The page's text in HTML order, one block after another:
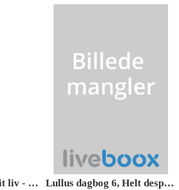
Lullus dagbog 3 - Mit liv - med drenge!, Rød Læseklub Lullus dagbog 6, Helt desperado - med flere drenge! Rød Læseklub